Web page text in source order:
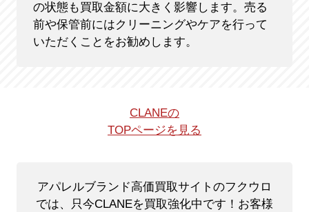
の状態も買取金額に大きく影響します。売る
前や保管前にはクリーニングやケアを行って
いただくことをお勧めします。
CLANEの
TOPページを見る
アパレルブランド高価買取サイトのフクウロ
では、只今CLANEを買取強化中です！ お客様